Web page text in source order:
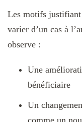
Les motifs justifiant
varier d’un cas à
observe :
Une
bénéficiaire
Un
comme un